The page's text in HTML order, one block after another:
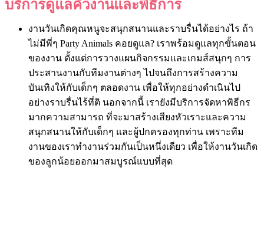
บริการดูแลคิวงานและพิธีการ
งานวันเกิดคุณหนูจะสนุกสนานและราบรื่นได้อย่างไร ถ้า
ไม่มีพี่ๆ Party Animals คอยดูแล? เราพร้อมดูแลทุกขั้นตอน
ของงาน ตั้งแต่การวางแผนกิจกรรมและเกมส์สนุกๆ การ
ประสานงานกับทีมงานต่างๆ ไปจนถึงการสร้างความ
บันเทิงให้กับเด็กๆ ตลอดงาน เพื่อให้ทุกอย่างดำเนินไป
อย่างราบรื่นไร้ที่ติ นอกจากนี้ เรายังมีบริการจัดหาพิธีกร
มากความสามารถ ที่จะมาสร้างเสียงหัวเราะและความ
สนุกสนานให้กับเด็กๆ และผู้ปกครองทุกท่าน เพราะทีม
งานของเราทำงานร่วมกันเป็นหนึ่งเดียว เพื่อให้งานวันเกิด
ของลูกน้อยออกมาสมบูรณ์แบบที่สุด